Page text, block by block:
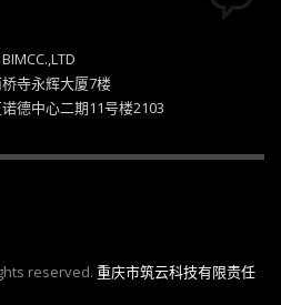
寺永辉大厦7楼
德中心二期11号楼2103
reserved. 重庆市筑云科技有限责任